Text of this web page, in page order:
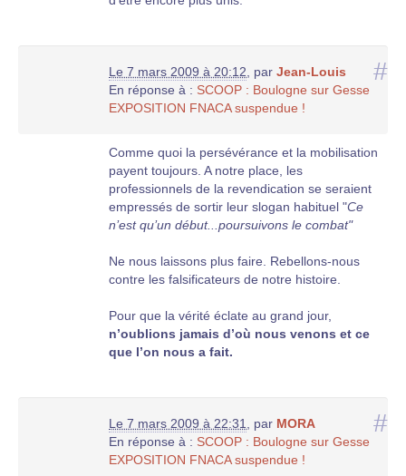
#
Le 7 mars 2009 à 20:12, par Jean-Louis
En réponse à : SCOOP : Boulogne sur Gesse
EXPOSITION FNACA suspendue !
Comme quoi la persévérance et la mobilisation
payent toujours. A notre place, les
professionnels de la revendication se seraient
empressés de sortir leur slogan habituel "Ce
n’est qu’un début...poursuivons le combat"
Ne nous laissons plus faire. Rebellons-nous
contre les falsificateurs de notre histoire.
Pour que la vérité éclate au grand jour,
n’oublions jamais d’où nous venons et ce
que l’on nous a fait.
#
Le 7 mars 2009 à 22:31, par MORA
En réponse à : SCOOP : Boulogne sur Gesse
EXPOSITION FNACA suspendue !